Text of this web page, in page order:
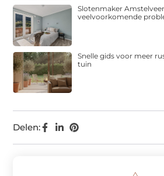
Delen:
Slotenmaker
veelvoorkomende
Snelle gids voor meer
tuin